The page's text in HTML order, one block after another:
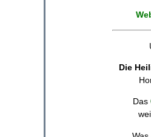
Die
Das